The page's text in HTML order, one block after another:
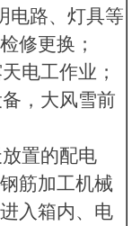
电路、灯具等
修更换；
电工作业；
，大风雪前
置的配电
筋加工机械
入箱内、电